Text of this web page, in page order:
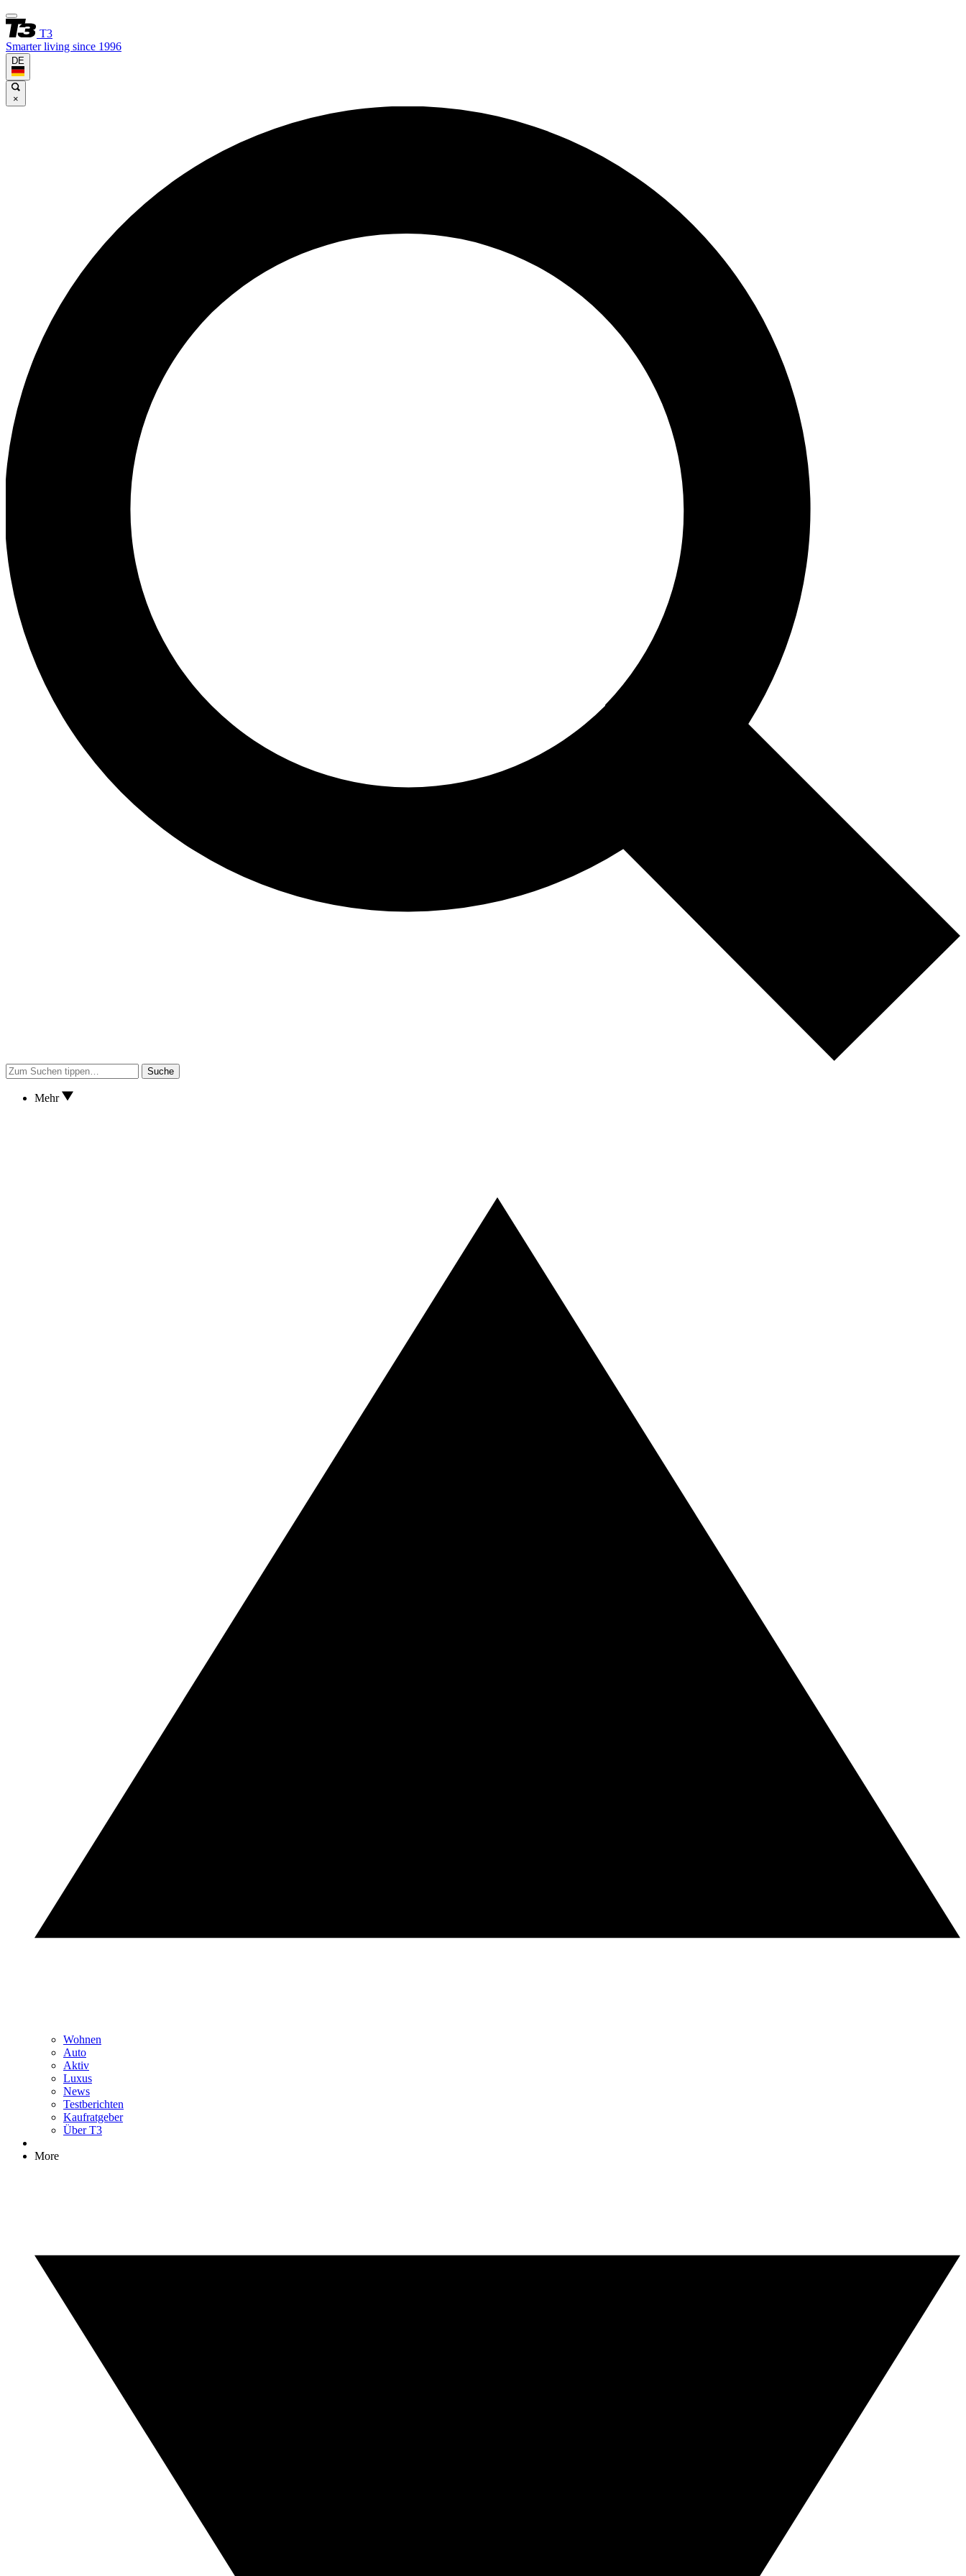
T3
Smarter living since 1996
DE
×
Suche
Mehr
Wohnen
Auto
Aktiv
Luxus
News
Testberichten
Kaufratgeber
Über T3
More